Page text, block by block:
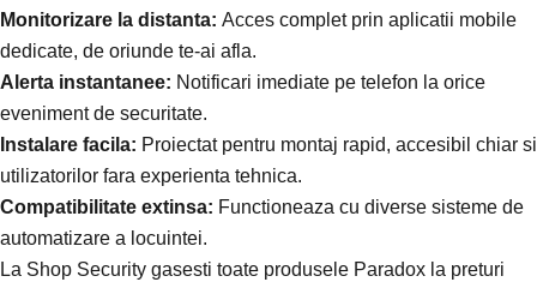
Monitorizare la distanta: Acces complet prin aplicatii mobile
dedicate, de oriunde te-ai afla.
Alerta instantanee: Notificari imediate pe telefon la orice
eveniment de securitate.
Instalare facila: Proiectat pentru montaj rapid, accesibil chiar si
utilizatorilor fara experienta tehnica.
Compatibilitate extinsa: Functioneaza cu diverse sisteme de
automatizare a locuintei.
La Shop Security gasesti toate produsele Paradox la preturi